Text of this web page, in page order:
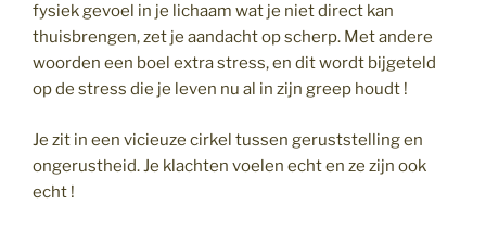
fysiek gevoel in je lichaam wat je niet direct kan
thuisbrengen, zet je aandacht op scherp. Met andere
woorden een boel extra stress, en dit wordt bijgeteld
op de stress die je leven nu al in zijn greep houdt !
Je zit in een vicieuze cirkel tussen geruststelling en
ongerustheid. Je klachten voelen echt en ze zijn ook
echt !